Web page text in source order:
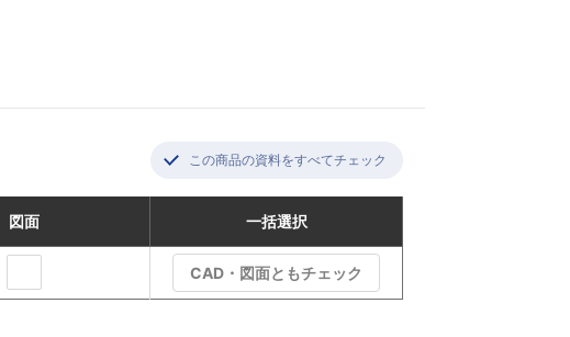
この商品の資料をすべてチェック
図面 一括選択
CAD・図面ともチェック